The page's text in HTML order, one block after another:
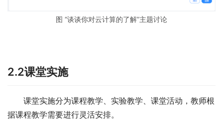
图 “谈谈你对云计算的了解”主题讨论
2.2课堂实施
课堂实施分为课程教学、实验教学、课堂活动，教师根
据课程教学需要进行灵活安排。